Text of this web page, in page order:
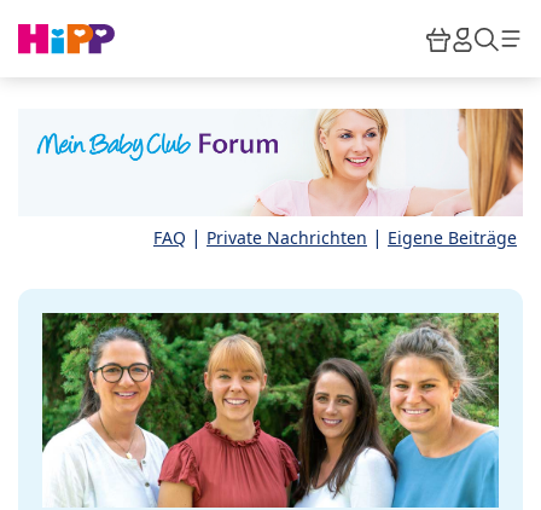
HiPP
FAQ | Private Nachrichten | Eigene Beiträge